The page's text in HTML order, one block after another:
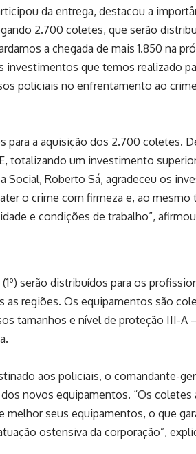
da entrega, destacou a
2.700 coletes, que serão
a chegada de mais 1.850 na
investimentos que temos realizado
policiais no enfrentamento ao
para a aquisição dos 2.700 coletes.
totalizando um investimento
Social, Roberto Sá, agradeceu os
o crime com firmeza e, ao mesmo
e condições de trabalho”,
serão distribuídos para os
as regiões. Os equipamentos são
tamanhos e nível de proteção III-A
aos policiais, o comandante-
novos equipamentos. “Os coletes
seus equipamentos, o que
ostensiva da corporação”,